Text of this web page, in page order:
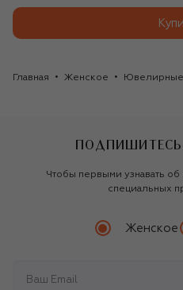
Главная Женское
Чтобы первыми узнавать
специальных
Женское